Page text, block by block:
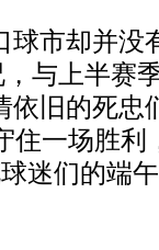
市却并没
与上半赛
依旧的死
住一场胜利
迷们的端